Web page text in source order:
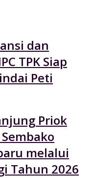
dan
TPK Siap
Peti
Priok
melalui
Tahun 2026